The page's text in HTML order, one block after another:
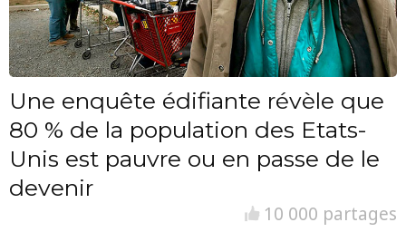
Une enquête édifiante révèle que
80 % de la population des Etats-
Unis est pauvre ou en passe de le
devenir
10 000 partages